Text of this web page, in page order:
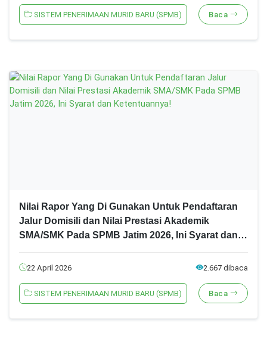
SISTEM PENERIMAAN MURID BARU (SPMB) Baca
Nilai Rapor Yang Di Gunakan Untuk Pendaftaran
Jalur Domisili dan Nilai Prestasi Akademik
SMA/SMK Pada SPMB Jatim 2026, Ini Syarat dan
22 April 2026 2.667 dibaca
SISTEM PENERIMAAN MURID BARU (SPMB) Baca